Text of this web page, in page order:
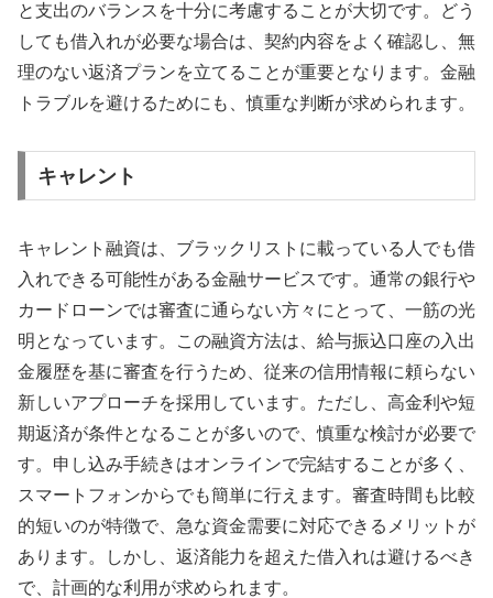
と支出のバランスを十分に考慮することが大切です。どう
しても借入れが必要な場合は、契約内容をよく確認し、無
理のない返済プランを立てることが重要となります。金融
トラブルを避けるためにも、慎重な判断が求められます。
キャレント
キャレント融資は、ブラックリストに載っている人でも借
入れできる可能性がある金融サービスです。通常の銀行や
カードローンでは審査に通らない方々にとって、一筋の光
明となっています。この融資方法は、給与振込口座の入出
金履歴を基に審査を行うため、従来の信用情報に頼らない
新しいアプローチを採用しています。ただし、高金利や短
期返済が条件となることが多いので、慎重な検討が必要で
す。申し込み手続きはオンラインで完結することが多く、
スマートフォンからでも簡単に行えます。審査時間も比較
的短いのが特徴で、急な資金需要に対応できるメリットが
あります。しかし、返済能力を超えた借入れは避けるべき
で、計画的な利用が求められます。